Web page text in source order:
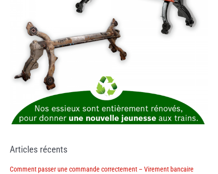
Articles récents
Comment passer une commande correctement – Virement bancaire